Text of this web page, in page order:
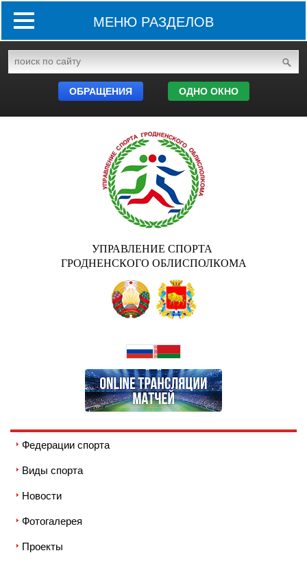
МЕНЮ РАЗДЕЛОВ
ОБРАЩЕНИЯ ОДНО ОКНО
УПРАВЛЕНИЕ СПОРТА
ГРОДНЕНСКОГО ОБЛИСПОЛКОМА
Федерации спорта
Виды спорта
Новости
Фотогалерея
Проекты